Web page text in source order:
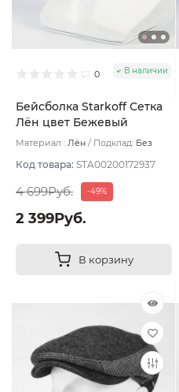
0 В наличии
Бейсболка Starkoff Сетка
Лён цвет Бежевый
размер 61
Материал : Лён Подклад: Без
Код товара: STA00200172937
4 699Руб. -49%
2 399Руб.
В корзину